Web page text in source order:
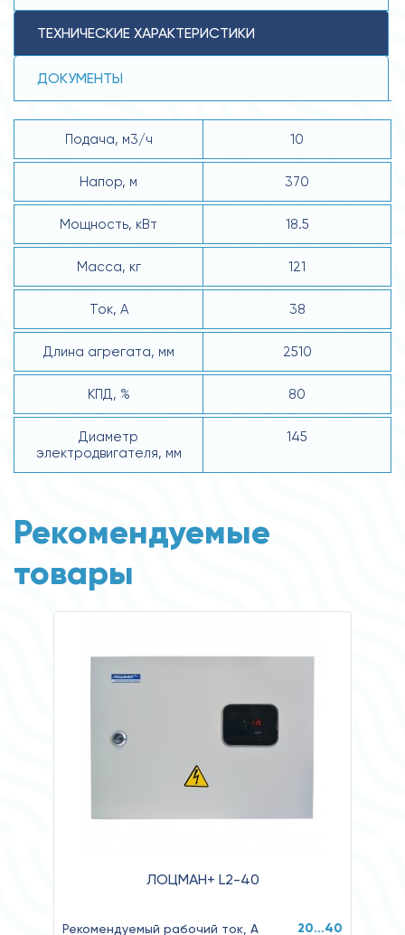
ТЕХНИЧЕСКИЕ ХАРАКТЕРИСТИКИ
ДОКУМЕНТЫ
Подача, м3/ч 10
Напор, м 370
Мощность, кВт 18.5
Масса, кг 121
Ток, А 38
Длина агрегата, мм 2510
КПД, % 80
Диаметр
электродвигателя, мм
145
Рекомендуемые
товары
ЛОЦМАН+ L2-40
Рекомендуемый рабочий ток, А 20…40